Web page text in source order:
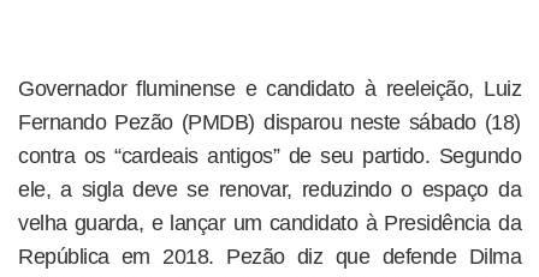
Governador fluminense e candidato à reeleição, Luiz
Fernando Pezão (PMDB) disparou neste sábado (18)
contra os “cardeais antigos” de seu partido. Segundo
ele, a sigla deve se renovar, reduzindo o espaço da
velha guarda, e lançar um candidato à Presidência da
República em 2018. Pezão diz que defende Dilma